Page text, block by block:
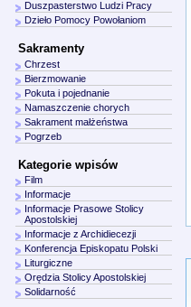
Duszpasterstwo Ludzi Pracy
Dzieło Pomocy Powołaniom
Sakramenty
Chrzest
Bierzmowanie
Pokuta i pojednanie
Namaszczenie chorych
Sakrament małżeństwa
Pogrzeb
Kategorie wpisów
Film
Informacje
Informacje Prasowe Stolicy
Apostolskiej
Informacje z Archidiecezji
Konferencja Episkopatu Polski
Liturgiczne
Orędzia Stolicy Apostolskiej
Solidarność